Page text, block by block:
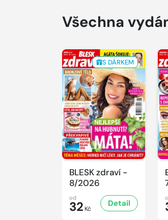
Všechna
S DÁRKEM
BLESK zdraví -
8/2026
od
32 Kč
Detail